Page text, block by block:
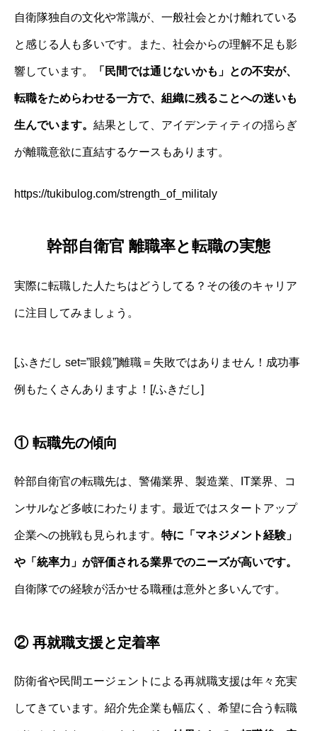
自衛隊独自の文化や常識が、一般社会とかけ離れている
と感じる人も多いです。また、社会からの理解不足も影
響しています。 「民間では通じないかも」との不安が、
転職をためらわせる一方で、組織に残ることへの迷いも
生んでいます。 結果として、アイデンティティの揺らぎ
が離職意欲に直結するケースもあります。
https://tukibulog.com/strength_of_militaly
幹部自衛官 離職率と転職の実態
実際に転職した人たちはどうしてる？その後のキャリア
に注目してみましょう。
[ふきだし set=”眼鏡”]離職＝失敗ではありません！成功事
例もたくさんありますよ！[/ふきだし]
① 転職先の傾向
幹部自衛官の転職先は、警備業界、製造業、IT業界、コ
ンサルなど多岐にわたります。最近ではスタートアップ
企業への挑戦も見られます。 特に「マネジメント経験」
や「統率力」が評価される業界でのニーズが高いです。
自衛隊での経験が活かせる職種は意外と多いんです。
② 再就職支援と定着率
防衛省や民間エージェントによる再就職支援は年々充実
してきています。紹介先企業も幅広く、希望に合う転職